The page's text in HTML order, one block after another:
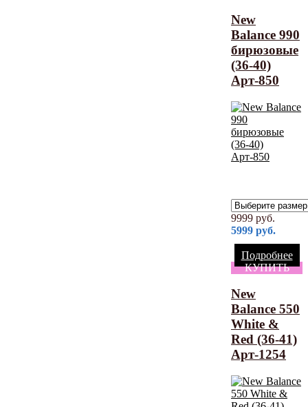
New
Balance 990
бирюзовые
(36-40)
Арт-850
9999 руб.
5999 руб.
Подробнее
КУПИТЬ
New
Balance 550
White &
Red (36-41)
Арт-1254